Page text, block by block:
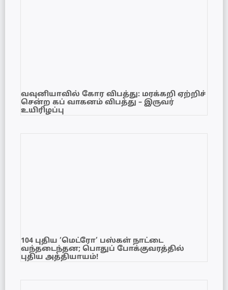
வவுனியாவில் கோர விபத்து: மரக்கறி ஏற்றிச்
சென்ற கப் வாகனம் விபத்து – இருவர்
உயிரிழப்பு
104 புதிய ‘மெட்ரோ’ பஸ்கள் நாட்டை
வந்தடைந்தன; பொதுப் போக்குவரத்தில்
புதிய அத்தியாயம்!